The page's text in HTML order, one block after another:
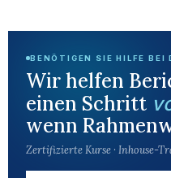
BENÖTIGEN SIE HILFE BEI
Wir helfen
einen Schritt
wenn
Zertifizierte Kurse · Inhouse-